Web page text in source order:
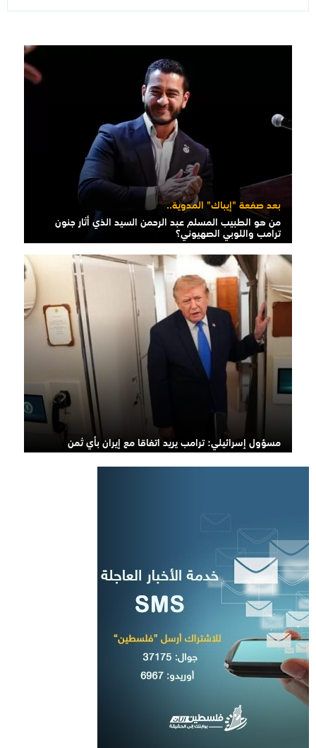
بعد صفعة "إيباك" المدوية..
من هو الطبيب المسلم عبد الرحمن السيد الذي أثار جنون
ترامب واللوبي الصهيوني؟
مسؤول إسرائيلي: ترامب يريد اتفاقا مع إيران بأي ثمن